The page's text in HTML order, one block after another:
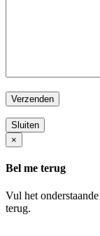
Sluiten
×
Bel me terug
Vul het
terug.